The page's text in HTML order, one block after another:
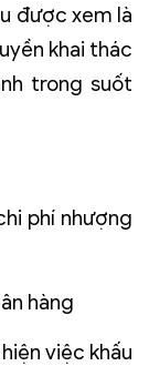
được xem là
khai thác
trong suốt
phí nhượng
hàng
việc khấu